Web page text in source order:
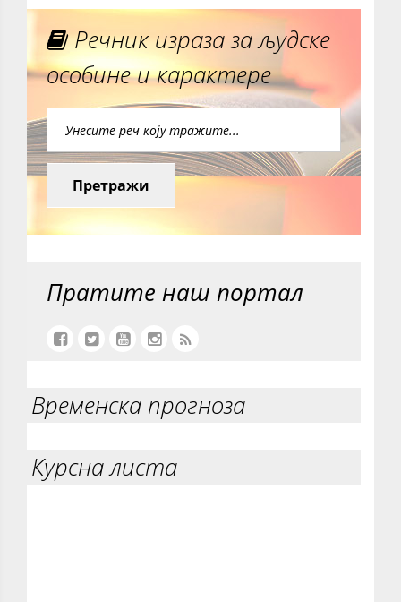
Речник израза за људске
особине и карактере
Претражи
Пратите наш портал
Временска прогноза
Курсна листа